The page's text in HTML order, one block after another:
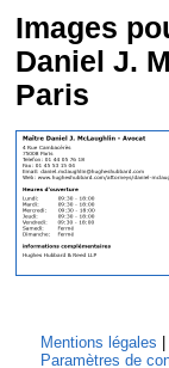
Images
Daniel J.
Paris
Mentions légales
Paramètres de